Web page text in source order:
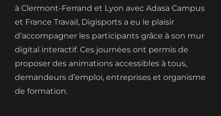
à Clermont-Ferrand et Lyon avec Adasa Campus
et France Travail, Digisports a eu le plaisir
d’accompagner les participants grâce à son mur
digital interactif. Ces journées ont permis de
proposer des animations accessibles à tous,
demandeurs d’emploi, entreprises et organisme
de formation.